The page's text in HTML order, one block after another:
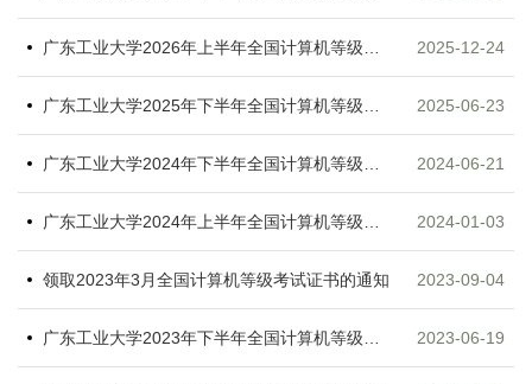
2025-12-24
2025-06-23
2024-06-21
2024-01-03
领取2023年3月全国计算机等级考试证书的通知 2023-09-04
2023-06-19